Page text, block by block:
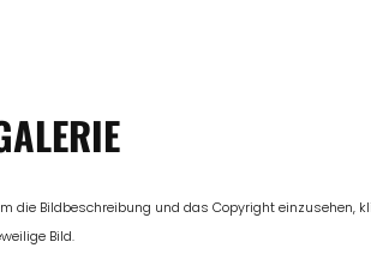
die Bildbeschreibung und das Copyright einzusehen,
Bild.